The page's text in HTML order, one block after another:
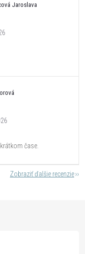
Jaroslava
čase.
Zobraziť ďalšie recenzie